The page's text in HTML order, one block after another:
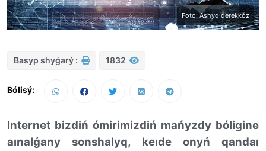
Foto: Ashyq derekkóz
Basyp shyǵarý : 1832
Bólisý:
Internet bizdiń ómirimizdiń mańyzdy bóligine
aınalǵany sonshalyq, keıde onyń qandaı